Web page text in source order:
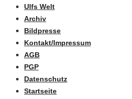
Ulfs Welt
Archiv
Bildpresse
Kontakt/Impressum
AGB
PGP
Datenschutz
Startseite